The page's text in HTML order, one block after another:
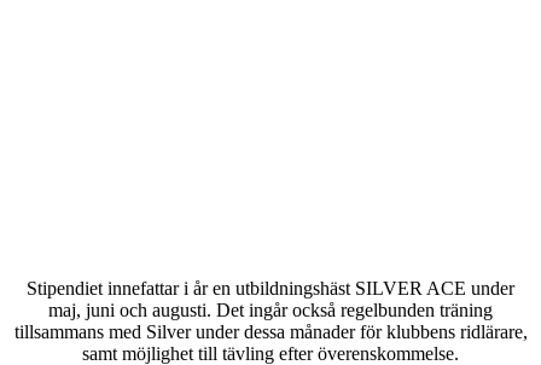
Stipendiet innefattar i år en utbildningshäst SILVER ACE under
maj, juni och augusti. Det ingår också regelbunden träning
tillsammans med Silver under dessa månader för klubbens ridlärare,
samt möjlighet till tävling efter överenskommelse.